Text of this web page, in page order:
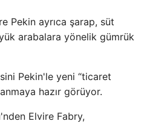
Pekin ayrıca şarap, süt
arabalara yönelik gümrük
Pekin'le yeni “ticaret
hazır görüyor.
Elvire Fabry,